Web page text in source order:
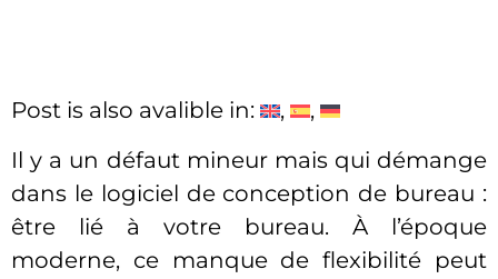
Post is also avalible in:
Il y a un défaut mineur mais qui démange
dans le logiciel de conception de bureau :
être lié à votre bureau. À l’époque
moderne, ce manque de flexibilité peut